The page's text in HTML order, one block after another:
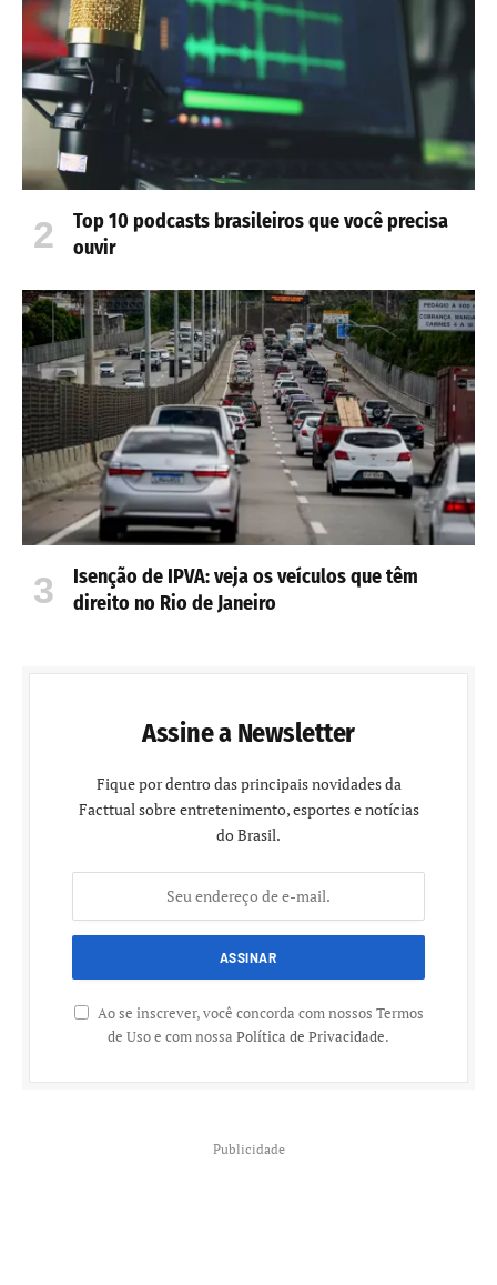
Top 10 podcasts brasileiros que você precisa
ouvir
Isenção de IPVA: veja os veículos que têm
direito no Rio de Janeiro
Assine a Newsletter
Fique por dentro das principais novidades da
Facttual sobre entretenimento, esportes e notícias
do Brasil.
Ao se inscrever, você concorda com nossos Termos
de Uso e com nossa Política de Privacidade.
Publicidade